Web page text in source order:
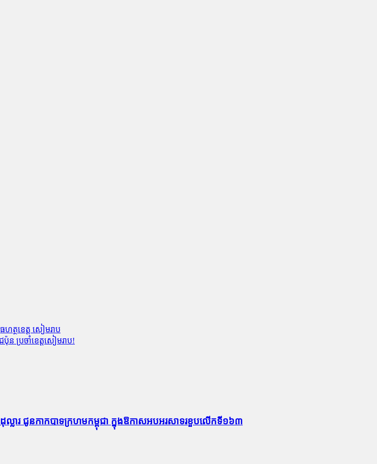
ត្ថខេត្ត​ សៀមរាប
ប្រចាំខេត្តសៀមរាប!
លារ ជូនកាកបាទក្រហមកម្ពុជា ក្នុងឱកាសអបអរសាទរខួបលើកទី១៦៣